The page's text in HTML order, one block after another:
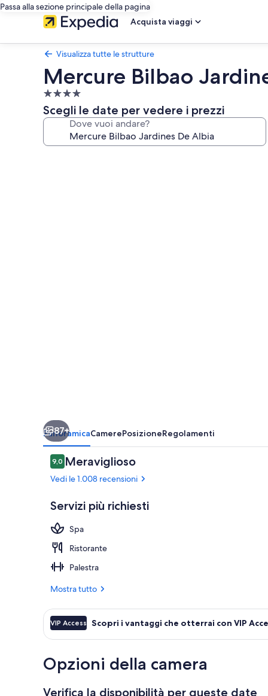
Passa alla sezione principale della pagina
Acquista viaggi
Visualizza tutte le strutture
Mercure Bilbao
Struttura
a
4.0
Scegli le date per vedere i prezzi
Dove vuoi andare?
87+
PanoramicaCamerePosizioneRegolamenti
Recensioni
9,09,0 su 10
Meraviglioso
Vedi le 1.008 recensioni
Servizi più richiesti
Spa
Ristorante
Palestra
Mostra tutto
VIP Access Scopri i vantaggi che otterrai con VIP
Opzioni della camera
Verifica la disponibilità per queste date